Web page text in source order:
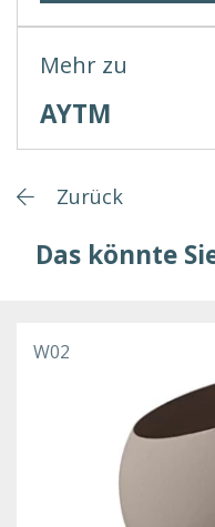
Mehr zu
AYTM
Zurück
Das könnte
W02